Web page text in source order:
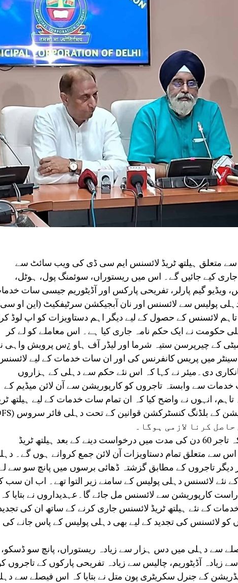
متعلق ہیلتھ ٹریڈ لائسنس ایم سی ڈی کی ویب سائٹ سے
آن لائن جاری کیے جائیں گے۔ اس میں ریستوراں، سوئمنگ پول، ہوٹل،
گیم پارلر، تفریحی پارکس اور آڈیٹوریم جیسی سات
پولیس سے لائسنس اور نان آبجیکشن سرٹیفکیٹ (این او
لائسنس کے حصول کے لیے دیگر اہم دستاویزات کو اپ لوڈ
نے ایک حکم نامہ جاری کیا ہے۔ اس معاملے کو لے کر
کے چیرپرسن ستیہ شرما اور لیڈر آف ہاو ¿س پرویش واہی
سینٹر میں پریس کانفرنس کی اور ان سات خدمات کے لیے
دی۔میئر نے کہا کہ اس نئے حکم سے دہلی کے ہزاروں
سے وابستہ تاجروں کو کارپوریشن سے آن لائن میڈیم کے
انہوں نے واضح کیا کہ ان تمام سات خدمات کے لیے ہیلتھ
کرنا لازمی ہوگا۔
قائمہ کمیٹی کے چیئرپرسن نے کہا کہ تاجر 60 دن کی مدت میں درخواست دینے کے بعد ہیلتھ ٹریڈ
سے متعلق تمام دستاویزات آن لائن جمع کروانے ہوں گے۔
دیگر تاجروں کے مطابق گزشتہ ڈھائی برسوں میں پانچ سو سے
لائسنس دہلی پولیس کے سامنے زیر التوا تھے۔ اب ان سب
کارپوریشن سے لائسنس مل جائے گا۔عہدیداروں نے بتایا کہ
کے نئے ہیلتھ ٹریڈ لائسنس جاری کرنے کے ساتھ ان کی
لائسنس کی تجدید کے لیے بھی دہلی پولیس کے پاس جانے کی
سے دہلی میں دس ہزار سے زیادہ ریستوراں، پانچ سو ڈسکو،
آڈیٹوریم، چالیس سے زیادہ تفریحی پارکوں کے تاجروں
کے جنرل سکریٹری پون متل نے بتایا کہ اس فیصلے سے